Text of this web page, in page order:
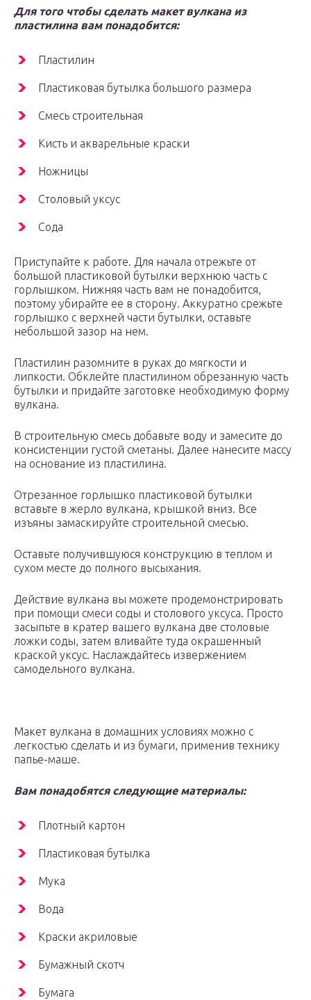
Для того чтобы сделать макет вулкана из
пластилина вам понадобится:
Пластилин
Пластиковая бутылка большого размера
Смесь строительная
Кисть и акварельные краски
Ножницы
Столовый уксус
Сода
Приступайте к работе. Для начала отрежьте от
большой пластиковой бутылки верхнюю часть с
горлышком. Нижняя часть вам не понадобится,
поэтому убирайте ее в сторону. Аккуратно срежьте
горлышко с верхней части бутылки, оставьте
небольшой зазор на нем.
Пластилин разомните в руках до мягкости и
липкости. Обклейте пластилином обрезанную часть
бутылки и придайте заготовке необходимую форму
вулкана.
В строительную смесь добавьте воду и замесите до
консистенции густой сметаны. Далее нанесите массу
на основание из пластилина.
Отрезанное горлышко пластиковой бутылки
вставьте в жерло вулкана, крышкой вниз. Все
изъяны замаскируйте строительной смесью.
Оставьте получившуюся конструкцию в теплом и
сухом месте до полного высыхания.
Действие вулкана вы можете продемонстрировать
при помощи смеси соды и столового уксуса. Просто
засыпьте в кратер вашего вулкана две столовые
ложки соды, затем вливайте туда окрашенный
краской уксус. Наслаждайтесь извержением
самодельного вулкана.
Макет вулкана в домашних условиях можно с
легкостью сделать и из бумаги, применив технику
папье-маше.
Вам понадобятся следующие материалы:
Плотный картон
Пластиковая бутылка
Мука
Вода
Краски акриловые
Бумажный скотч
Бумага